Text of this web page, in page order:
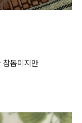
참돔이지만